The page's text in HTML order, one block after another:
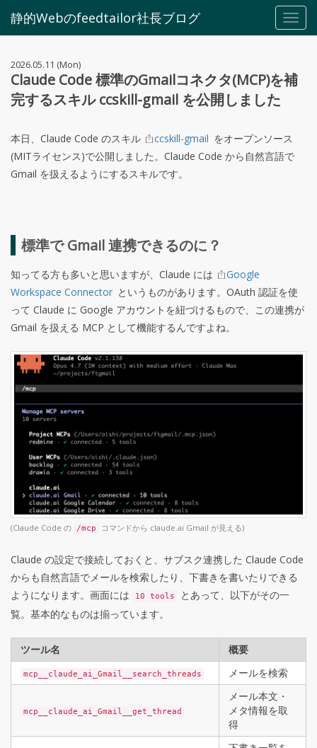
静的Webのfeedtailor社長ブログ
2026.05.11 (Mon)
Claude Code 標準のGmailコネクタ(MCP)を補
完するスキル ccskill-gmail を公開しました
本日、Claude Code のスキル ccskill-gmail をオープンソース
(MITライセンス)で公開しました。Claude Code から自然言語で
Gmail を扱えるようにするスキルです。
標準で Gmail 連携できるのに？
知ってる方も多いと思いますが、Claude には
Google
Workspace Connector というものがあります。OAuth 認証を使
って Claude に Google アカウントを紐づけるもので、この連携が
Gmail を扱える MCP として機能するんですよね。
(Claude Code の /mcp コマンドから claude.ai Gmail が見える)
Claude の設定で接続しておくと、サブスク連携した Claude Code
からも自然言語でメールを検索したり、下書きを書いたりできる
ようになります。画面には
10 tools
とあって、以下がその一
覧。基本的なものは揃っています。
ツール名 概要
mcp__claude_ai_Gmail__search_threads メールを検索
mcp__claude_ai_Gmail__get_thread
メール本文・
メタ情報を取
得